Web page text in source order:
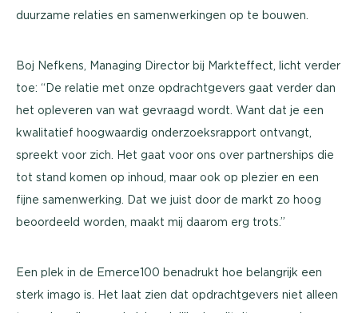
duurzame relaties en samenwerkingen op te bouwen.
Boj Nefkens, Managing Director bij Markteffect, licht verder
toe: “De relatie met onze opdrachtgevers gaat verder dan
het opleveren van wat gevraagd wordt. Want dat je een
kwalitatief hoogwaardig onderzoeksrapport ontvangt,
spreekt voor zich. Het gaat voor ons over partnerships die
tot stand komen op inhoud, maar ook op plezier en een
fijne samenwerking. Dat we juist door de markt zo hoog
beoordeeld worden, maakt mij daarom erg trots.”
Een plek in de Emerce100 benadrukt hoe belangrijk een
sterk imago is. Het laat zien dat opdrachtgevers niet alleen